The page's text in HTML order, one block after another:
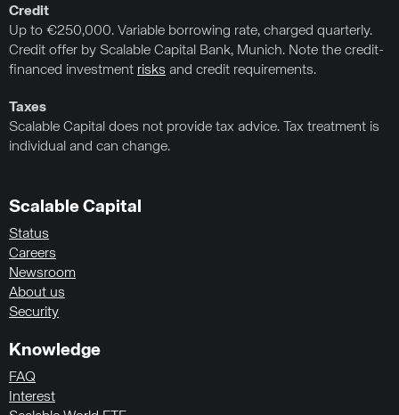
Credit
Up to €250,000. Variable borrowing rate, charged quarterly.
Credit offer by Scalable Capital Bank, Munich. Note the credit-
financed investment risks and credit requirements.
Taxes
Scalable Capital does not provide tax advice. Tax treatment is
individual and can change.
Scalable Capital
Status
Careers
Newsroom
About us
Security
Knowledge
FAQ
Interest